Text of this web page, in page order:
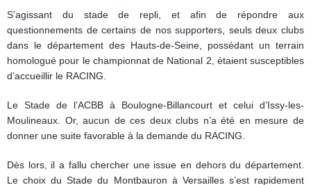
S’agissant du stade de repli, et afin de répondre aux
questionnements de certains de nos supporters, seuls deux clubs
dans le département des Hauts-de-Seine, possédant un terrain
homologué pour le championnat de National 2, étaient susceptibles
d’accueillir le RACING.
Le Stade de l’ACBB à Boulogne-Billancourt et celui d’Issy-les-
Moulineaux. Or, aucun de ces deux clubs n’a été en mesure de
donner une suite favorable à la demande du RACING.
Dès lors, il a fallu chercher une issue en dehors du département.
Le choix du Stade du Montbauron à Versailles s’est rapidement